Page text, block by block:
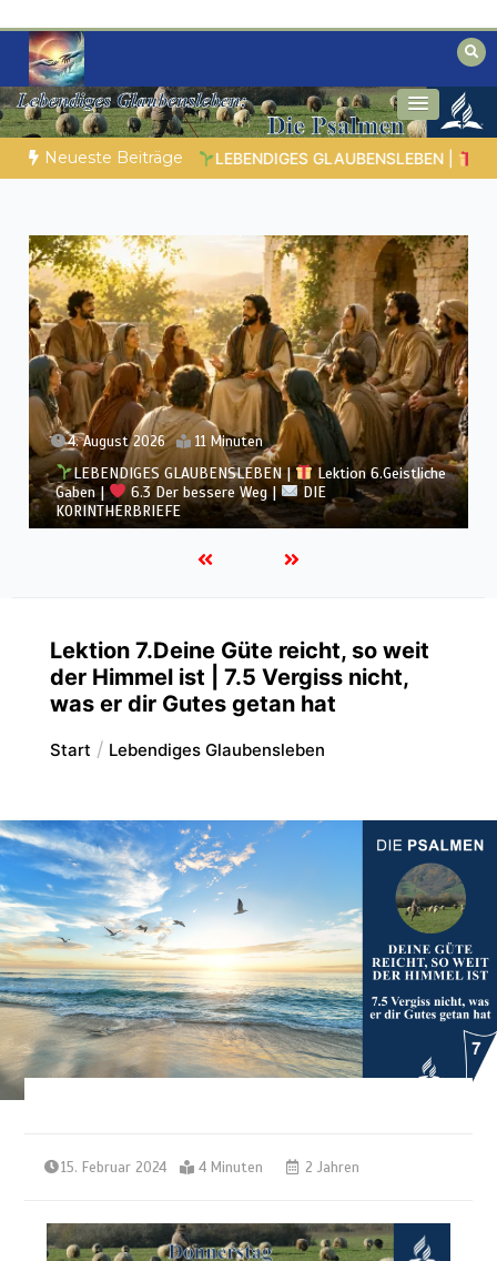
Inhalt
springen
Geheimnisse der Bibel
Biblische Einsichten für Menschen auf
der Suche
Neueste Beiträge
Gaben | 6.6 Zusammenfassung | DIE KORINTHERBRIEFE
3. August 2026 12 Minuten
LEBENDIGES GLAUBENSLEBEN |
Lektion 6.Geistliche
Gaben |
6.2 Einheit durch Vielfalt |
DIE
KORINTHERBRIEFE
Lektion 7.Deine Güte reicht, so weit
der Himmel ist | 7.5 Vergiss nicht,
was er dir Gutes getan hat
Start Lebendiges Glaubensleben
15. Februar 2024 4 Minuten 2 Jahren